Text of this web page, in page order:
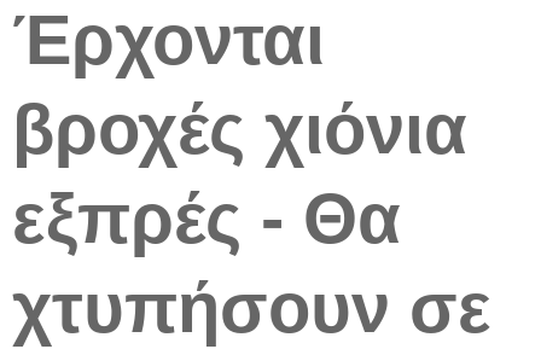
Έρχονται
βροχές χιόνια
εξπρές - Θα
χτυπήσουν σε